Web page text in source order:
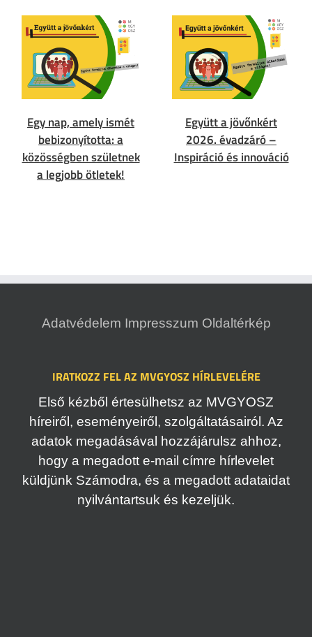
Egy nap, amely ismét
bebizonyította: a
közösségben születnek
a legjobb ötletek!
Együtt a jövőnkért
2026. évadzáró –
Inspiráció és innováció
Adatvédelem Impresszum Oldaltérkép
IRATKOZZ FEL AZ MVGYOSZ HÍRLEVELÉRE
Első kézből értesülhetsz az MVGYOSZ
híreiről, eseményeiről, szolgáltatásairól. Az
adatok megadásával hozzájárulsz ahhoz,
hogy a megadott e-mail címre hírlevelet
küldjünk Számodra, és a megadott adataidat
nyilvántartsuk és kezeljük.